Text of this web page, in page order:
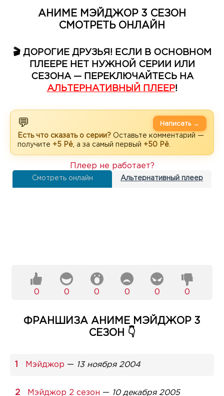
АНИМЕ МЭЙДЖОР 3 СЕЗОН
СМОТРЕТЬ ОНЛАЙН
🎬 ДОРОГИЕ ДРУЗЬЯ! ЕСЛИ В ОСНОВНОМ
ПЛЕЕРЕ НЕТ НУЖНОЙ СЕРИИ ИЛИ
СЕЗОНА — ПЕРЕКЛЮЧАЙТЕСЬ НА
АЛЬТЕРНАТИВНЫЙ ПЛЕЕР!
💬
Есть что сказать о серии? Оставьте комментарий —
получите +5 Рё , а за самый первый +50 Рё
Написать →
Смотреть онлайн Альтернативный плеер
Плеер не работает?
0 0 0 0 0 0
ФРАНШИЗА АНИМЕ МЭЙДЖОР 3
СЕЗОН 👇
Мэйджор — 13 ноября 2004
Мэйджор 2 сезон — 10 декабря 2005